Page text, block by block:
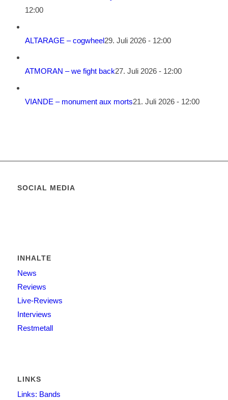
12:00
ALTARAGE – cogwheel29. Juli 2026 - 12:00
ATMORAN – we fight back27. Juli 2026 - 12:00
VIANDE – monument aux morts21. Juli 2026 - 12:00
SOCIAL MEDIA
INHALTE
News
Reviews
Live-Reviews
Interviews
Restmetall
LINKS
Links: Bands